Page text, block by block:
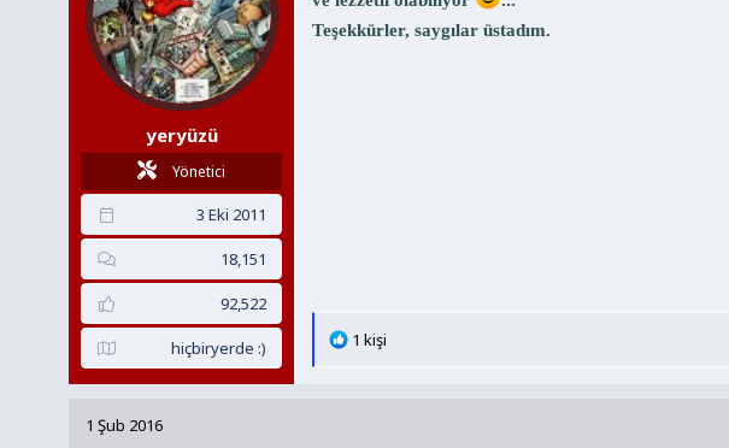
yeryüzü
Yönetici
3 Eki 2011
18,151
92,522
hiçbiryerde :)
Teşekkürler, saygılar üstadım.
T1 kişi
1 Şub 2016